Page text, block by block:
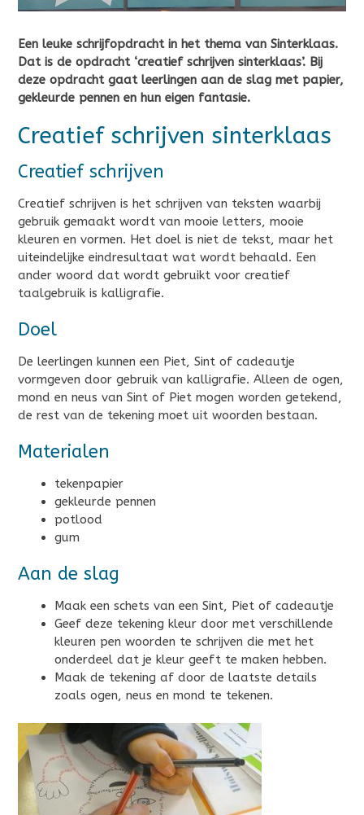
Een leuke schrijfopdracht in het thema van Sinterklaas.
Dat is de opdracht ‘creatief schrijven sinterklaas’. Bij
deze opdracht gaat leerlingen aan de slag met papier,
gekleurde pennen en hun eigen fantasie.
Creatief schrijven sinterklaas
Creatief schrijven
Creatief schrijven is het schrijven van teksten waarbij
gebruik gemaakt wordt van mooie letters, mooie
kleuren en vormen. Het doel is niet de tekst, maar het
uiteindelijke eindresultaat wat wordt behaald. Een
ander woord dat wordt gebruikt voor creatief
taalgebruik is kalligrafie.
Doel
De leerlingen kunnen een Piet, Sint of cadeautje
vormgeven door gebruik van kalligrafie. Alleen de ogen,
mond en neus van Sint of Piet mogen worden getekend,
de rest van de tekening moet uit woorden bestaan.
Materialen
tekenpapier
gekleurde pennen
potlood
gum
Aan de slag
Maak een schets van een Sint, Piet of cadeautje
Geef deze tekening kleur door met verschillende
kleuren pen woorden te schrijven die met het
onderdeel dat je kleur geeft te maken hebben.
Maak de tekening af door de laatste details
zoals ogen, neus en mond te tekenen.